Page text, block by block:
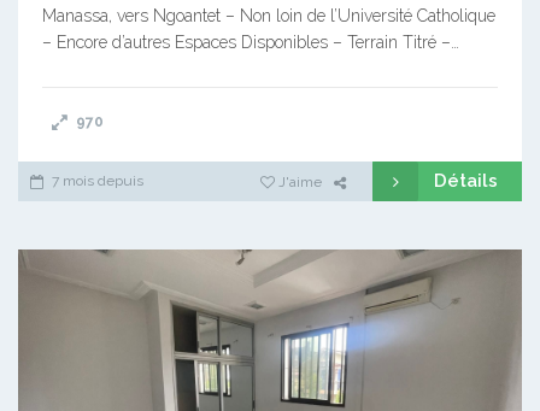
Manassa, vers Ngoantet – Non loin de l’Université Catholique
– Encore d’autres Espaces Disponibles – Terrain Titré –…
970
7 mois depuis J'aime Détails